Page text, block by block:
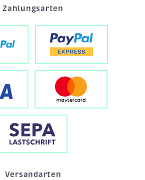
Zahlungsarten
Versandarten